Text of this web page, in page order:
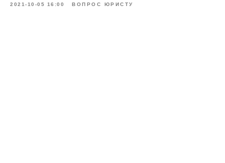
2021-10-05 16:00 ВОПРОС ЮРИСТУ